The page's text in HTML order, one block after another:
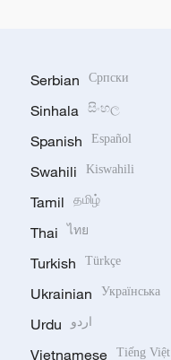
Serbian Српски
Sinhala සිංහල
Spanish Español
Swahili Kiswahili
Tamil தமிழ்
Thai ไทย
Turkish Türkçe
Ukrainian Українська
Urdu اردو
Vietnamese Tiếng Việt